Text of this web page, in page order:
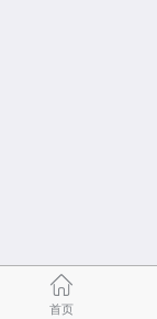
首页